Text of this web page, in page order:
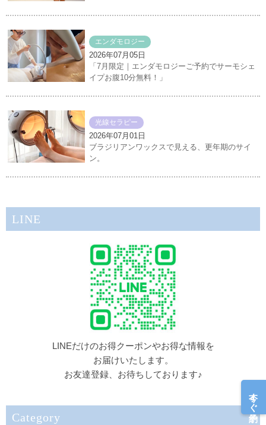
エンダモロジー
2026年07月05日
「7月限定｜エンダモロジーご予約でサーモシェ
イプお腹10分無料！」
光線セラピー
2026年07月01日
ブラジリアンワックスで見える、更年期のサイ
ン。
LINE
LINEだけのお得クーポンやお得な情報を
お届けいたします。
お友達登録、お待ちしております♪
Category
今すぐ予約